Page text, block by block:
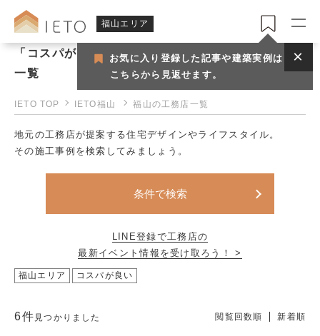
福山エリア
お気に入り登録した記事や建築実例は
こちらから見返せます。
「コスパが良い」で見つける福山（備後）の工務店
一覧
IETO TOP IETO福山 福山の工務店一覧
地元の工務店が提案する住宅デザインやライフスタイル。
その施工事例を検索してみましょう。
条件で検索
LINE登録で工務店の
最新イベント情報を受け取ろう！ >
福山エリア コスパが良い
6件 見つかりました 閲覧回数順 新着順